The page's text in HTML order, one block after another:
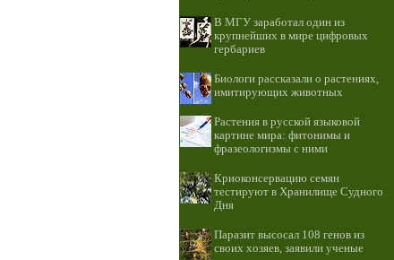
В МГУ заработал один из
крупнейших в мире цифровых
гербариев
Биологи рассказали о растениях,
имитирующих животных
Растения в русской языковой
картине мира: фитонимы и
фразеологизмы с ними
Криоконсервацию семян
тестируют в Хранилище Судного
Дня
Паразит высосал 108 генов из
своих хозяев, заявили ученые